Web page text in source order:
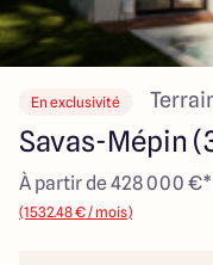
Nos annonces
Votre projet
Qui
En exclusivité
Savas-Mépin
À partir de 428 000 €*
(1532.48 € / mois)